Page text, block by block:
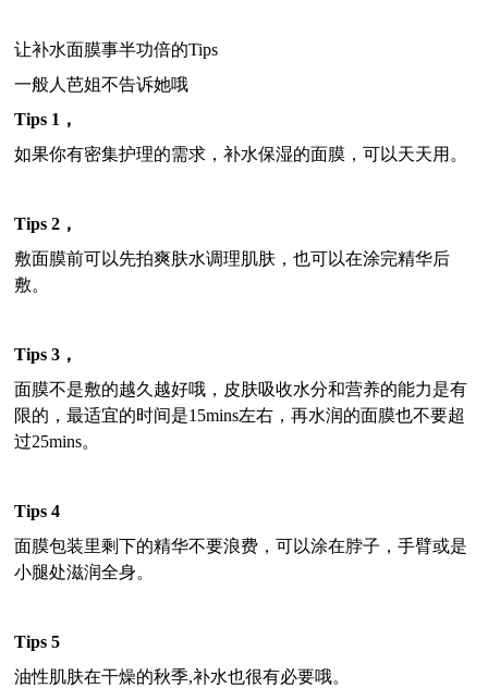
让补水面膜事半功倍的Tips
一般人芭姐不告诉她哦
Tips 1 ，
如果你有密集护理的需求，补水保湿的面膜，可以天天用。
Tips 2 ，
敷面膜前可以先拍爽肤水调理肌肤，也可以在涂完精华后
敷。
Tips 3 ，
面膜不是敷的越久越好哦，皮肤吸收水分和营养的能力是有
限的，最适宜的时间是15mins左右，再水润的面膜也不要超
过25mins。
Tips 4
面膜包装里剩下的精华不要浪费，可以涂在脖子，手臂或是
小腿处滋润全身。
Tips 5
油性肌肤在干燥的秋季,补水也很有必要哦。